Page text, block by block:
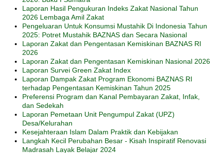
Laporan Hasil Pengukuran Indeks Zakat Nasional Tahun
2026 Lembaga Amil Zakat
Pengeluaran Untuk Konsumsi Mustahik Di Indonesia Tahun
2025: Potret Mustahik BAZNAS dan Secara Nasional
Laporan Zakat dan Pengentasan Kemiskinan BAZNAS RI
2026
Laporan Zakat dan Pengentasan Kemiskinan Nasional 2026
Laporan Survei Green Zakat Index
Laporan Dampak Zakat Program Ekonomi BAZNAS RI
terhadap Pengentasan Kemiskinan Tahun 2025
Preferensi Program dan Kanal Pembayaran Zakat, Infak,
dan Sedekah
Laporan Pemetaan Unit Pengumpul Zakat (UPZ)
Desa/Kelurahan
Kesejahteraan Islam Dalam Praktik dan Kebijakan
Langkah Kecil Perubahan Besar - Kisah Inspiratif Renovasi
Madrasah Layak Belajar 2024